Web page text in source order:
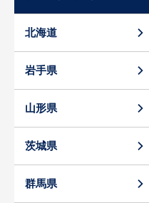
北海道
岩手県
山形県
茨城県
群馬県